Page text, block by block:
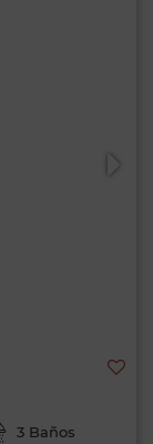
3 Baños